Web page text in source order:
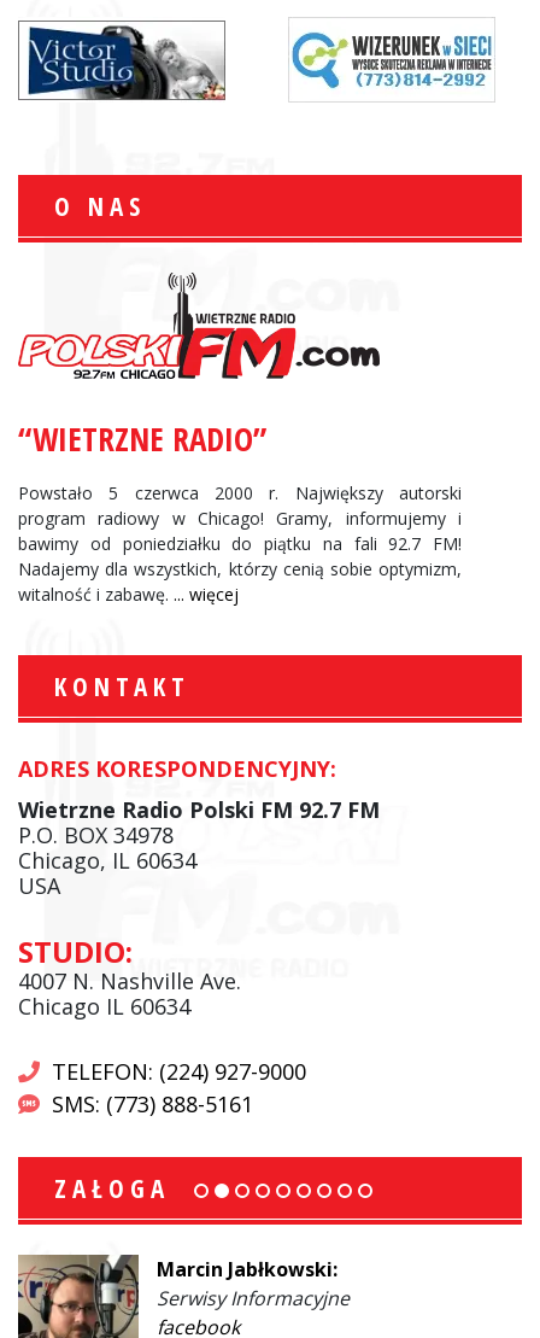
O NAS
“WIETRZNE RADIO”
Powstało 5 czerwca 2000 r. Największy autorski
program radiowy w Chicago! Gramy, informujemy i
bawimy od poniedziałku do piątku na fali 92.7 FM!
Nadajemy dla wszystkich, którzy cenią sobie optymizm,
witalność i zabawę. ... więcej
KONTAKT
ADRES KORESPONDENCYJNY:
Wietrzne Radio Polski FM 92.7 FM
P.O. BOX 34978
Chicago, IL 60634
USA
STUDIO:
4007 N. Nashville Ave.
Chicago IL 60634
TELEFON: (224) 927-9000
SMS: (773) 888-5161
ZAŁOGA
Marcin Jabłkowski:
Serwisy Informacyjne
facebook